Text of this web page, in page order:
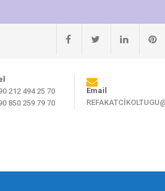
212 494 25 70
850 259 79 70
Email